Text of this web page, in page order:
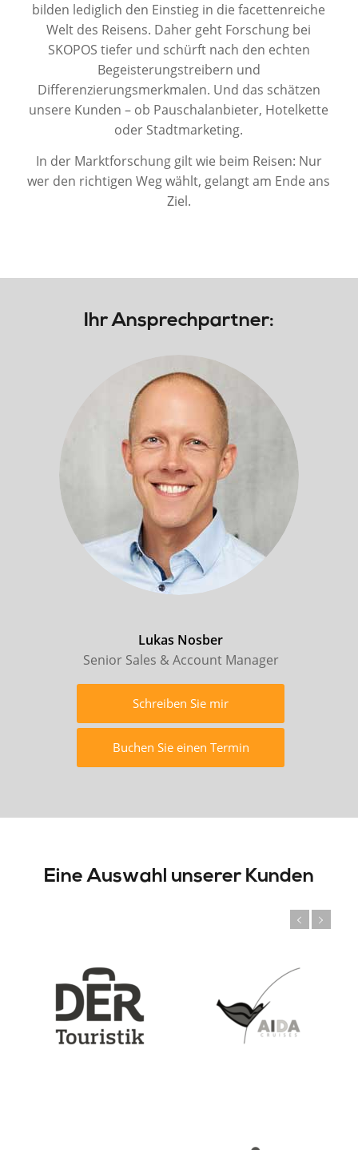
bilden lediglich den Einstieg in die facettenreiche
Welt des Reisens. Daher geht Forschung bei
SKOPOS tiefer und schürft nach den echten
Begeisterungstreibern und
Differenzierungsmerkmalen. Und das schätzen
unsere Kunden – ob Pauschalanbieter, Hotelkette
oder Stadtmarketing.
In der Marktforschung gilt wie beim Reisen: Nur
wer den richtigen Weg wählt, gelangt am Ende ans
Ziel.
Ihr Ansprechpartner:
Lukas Nosber
Senior Sales & Account Manager
Schreiben Sie mir
Buchen Sie einen Termin
Eine Auswahl unserer Kunden